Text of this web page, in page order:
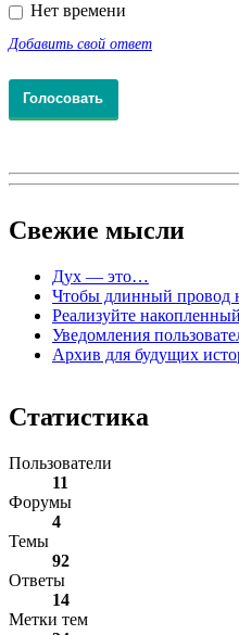
Нет времени
Добавить свой ответ
Свежие мысли
Дух — это…
Чтобы длинный провод
Реализуйте
Уведомления
Архив для будущих
Статистика
Пользователи
11
Форумы
4
Темы
92
Ответы
14
Метки тем